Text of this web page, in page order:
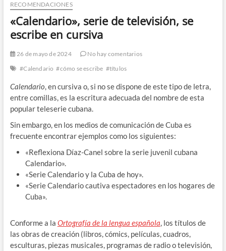
RECOMENDACIONES
«Calendario», serie de televisión, se
escribe en cursiva
26 de mayo de 2024
No hay comentarios
#Calendario #cómo se escribe #títulos
Calendario, en cursiva o, si no se dispone de este tipo de letra,
entre comillas, es la escritura adecuada del nombre de esta
popular teleserie cubana.
Sin embargo, en los medios de comunicación de Cuba es
frecuente encontrar ejemplos como los siguientes:
«Reflexiona Díaz-Canel sobre la serie juvenil cubana
Calendario».
«Serie Calendario y la Cuba de hoy».
«Serie Calendario cautiva espectadores en los hogares de
Cuba».
Conforme a la Ortografía de la lengua española, los títulos de
las obras de creación (libros, cómics, películas, cuadros,
esculturas, piezas musicales, programas de radio o televisión,